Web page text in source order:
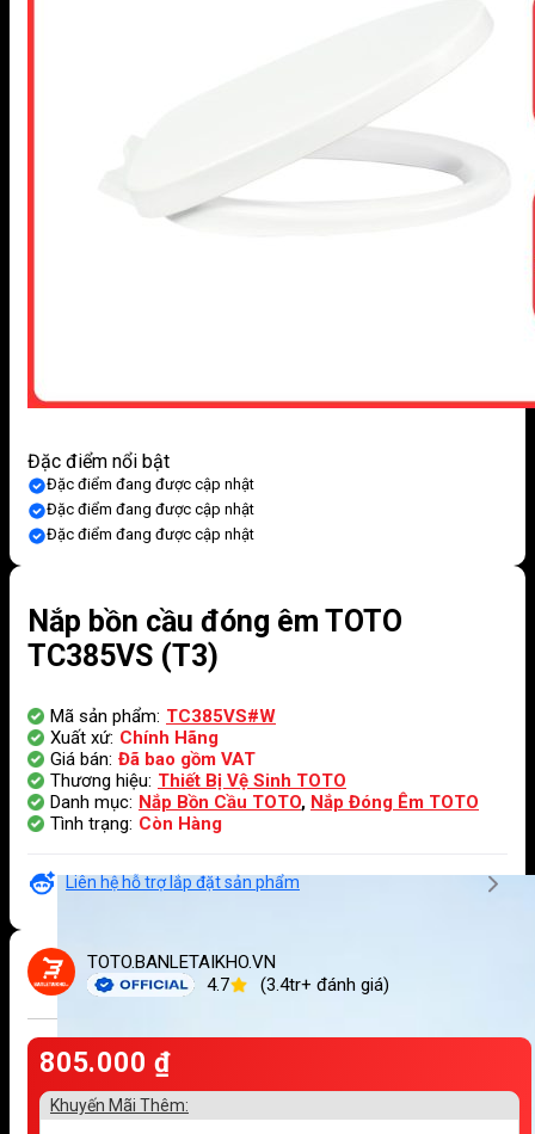
Đặc điểm nổi bật
Đặc điểm đang được cập nhật
Đặc điểm đang được cập nhật
Đặc điểm đang được cập nhật
Nắp bồn cầu đóng êm TOTO
TC385VS (T3)
Mã sản phẩm: TC385VS#W
Xuất xứ: Chính Hãng
Giá bán: Đã bao gồm VAT
Thương hiệu: Thiết Bị Vệ Sinh TOTO
Danh mục: Nắp Bồn Cầu TOTO, Nắp Đóng Êm TOTO
Tình trạng: Còn Hàng
Liên hệ hỗ trợ lắp đặt sản phẩm
TOTO.BANLETAIKHO.VN
4.7
(3.4tr+ đánh giá)
805.000₫
Khuyến Mãi Thêm: